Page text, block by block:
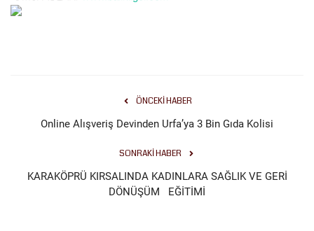
ÖNCEKI HABER
Online Alışveriş Devinden Urfa’ya 3 Bin Gıda Kolisi
SONRAKI HABER
KARAKÖPRÜ KIRSALINDA KADINLARA SAĞLIK VE GERİ
DÖNÜŞÜM EĞİTİMİ